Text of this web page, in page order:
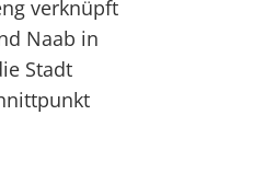
verknüpft
Naab in
Stadt